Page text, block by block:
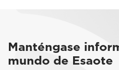
Manténgase
mundo de Esaote